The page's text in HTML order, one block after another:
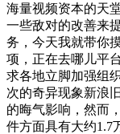
海量视频资本的天
一些敌对的改善来
务，今天我就带你
项，正在去哪儿平
求各地立脚加强组
次的奇异现象新浪
的晦气影响，然而
件方面具有大约1.7